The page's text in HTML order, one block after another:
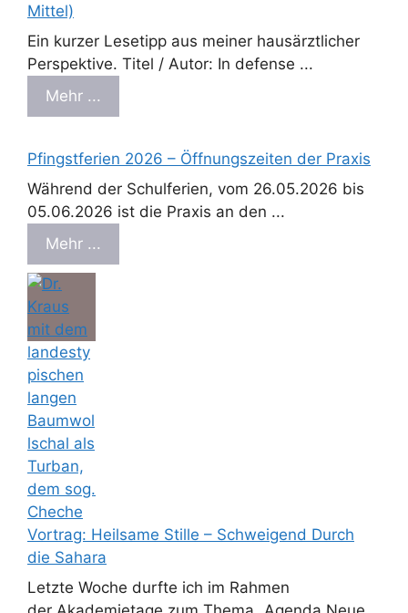
Mittel)
Ein kurzer Lesetipp aus meiner hausärztlicher
Perspektive. Titel / Autor: In defense ...
Mehr ...
Pfingstferien 2026 – Öffnungszeiten der Praxis
Während der Schulferien, vom 26.05.2026 bis
05.06.2026 ist die Praxis an den ...
Mehr ...
Vortrag: Heilsame Stille – Schweigend Durch
die Sahara
Letzte Woche durfte ich im Rahmen